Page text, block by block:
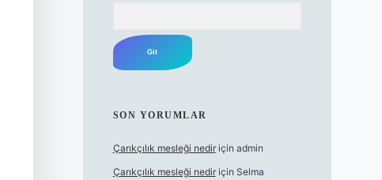
SON YORUMLAR
Çarıkçılık mesleği nediriçin admin
Çarıkçılık mesleği nediriçin Selma